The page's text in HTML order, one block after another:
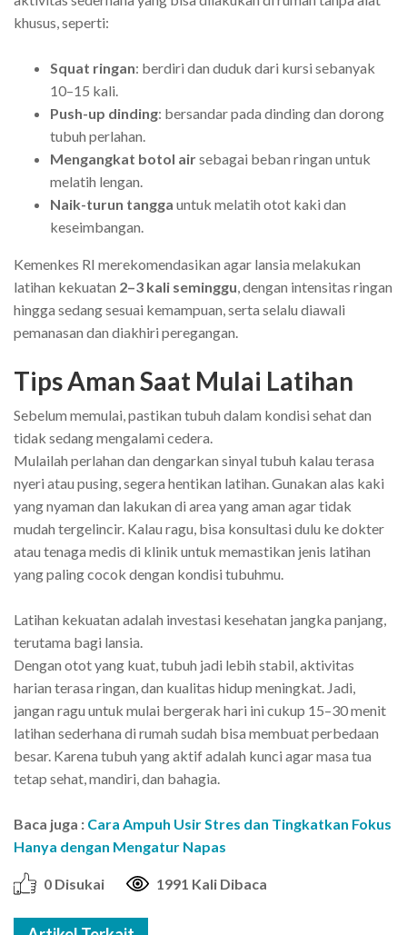
khusus, seperti:
Squat ringan: berdiri dan duduk dari kursi sebanyak
10–15 kali.
Push-up dinding: bersandar pada dinding dan dorong
tubuh perlahan.
Mengangkat botol airsebagai beban ringan untuk
melatih lengan.
Naik-turun tangga untuk melatih otot kaki dan
keseimbangan.
Kemenkes RI merekomendasikan agar lansia melakukan
latihan kekuatan 2–3 kali seminggu, dengan intensitas ringan
hingga sedang sesuai kemampuan, serta selalu diawali
pemanasan dan diakhiri peregangan.
Tips Aman Saat Mulai Latihan
Sebelum memulai, pastikan tubuh dalam kondisi sehat dan
tidak sedang mengalami cedera.
Mulailah perlahan dan dengarkan sinyal tubuh kalau terasa
nyeri atau pusing, segera hentikan latihan. Gunakan alas kaki
yang nyaman dan lakukan di area yang aman agar tidak
mudah tergelincir. Kalau ragu, bisa konsultasi dulu ke dokter
atau tenaga medis di klinik untuk memastikan jenis latihan
yang paling cocok dengan kondisi tubuhmu.
Latihan kekuatan adalah investasi kesehatan jangka panjang,
terutama bagi lansia.
Dengan otot yang kuat, tubuh jadi lebih stabil, aktivitas
harian terasa ringan, dan kualitas hidup meningkat. Jadi,
jangan ragu untuk mulai bergerak hari ini cukup 15–30 menit
latihan sederhana di rumah sudah bisa membuat perbedaan
besar. Karena tubuh yang aktif adalah kunci agar masa tua
tetap sehat, mandiri, dan bahagia.
Baca juga : Cara Ampuh Usir Stres dan Tingkatkan Fokus
Hanya dengan Mengatur Napas
0 Disukai 1991 Kali Dibaca